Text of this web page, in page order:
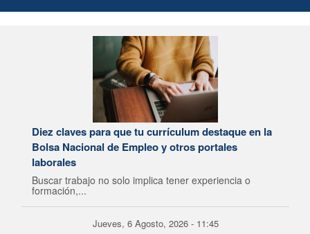
Diez claves para que tu currículum destaque en la
Bolsa Nacional de Empleo y otros portales
laborales
Buscar trabajo no solo implica tener experiencia o
formación,...
Jueves, 6 Agosto, 2026 - 11:45